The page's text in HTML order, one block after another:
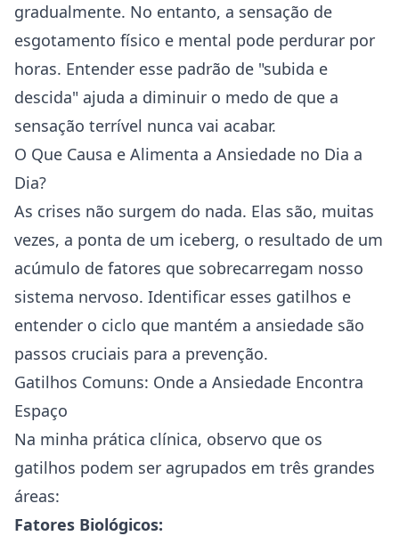
gradualmente. No entanto, a sensação de
esgotamento físico e mental pode perdurar por
horas. Entender esse padrão de "subida e
descida" ajuda a diminuir o medo de que a
sensação terrível nunca vai acabar.
O Que Causa e Alimenta a Ansiedade no Dia a
Dia?
As crises não surgem do nada. Elas são, muitas
vezes, a ponta de um iceberg, o resultado de um
acúmulo de fatores que sobrecarregam nosso
sistema nervoso. Identificar esses gatilhos e
entender o ciclo que mantém a ansiedade são
passos cruciais para a prevenção.
Gatilhos Comuns: Onde a Ansiedade Encontra
Espaço
Na minha prática clínica, observo que os
gatilhos podem ser agrupados em três grandes
áreas:
Fatores Biológicos: